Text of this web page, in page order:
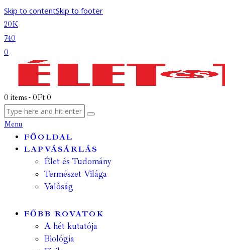
Skip to contentSkip to footer
20K
740
0
0 items - 0Ft 0
Menu
FŐOLDAL
LAPVÁSÁRLÁS
Élet és Tudomány
Természet Világa
Valóság
FŐBB ROVATOK
A hét kutatója
Biológia